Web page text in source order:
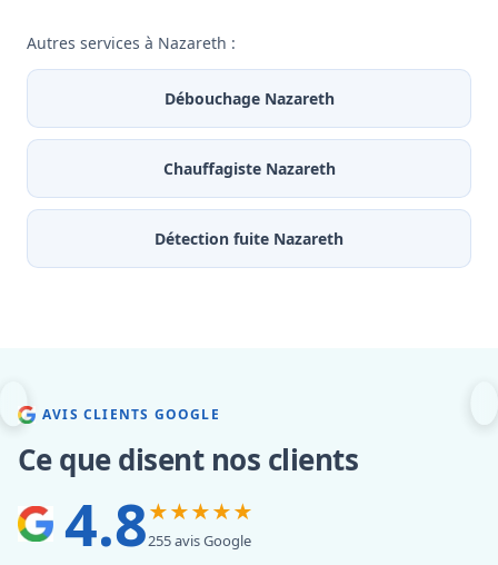
Autres services à Nazareth :
Débouchage Nazareth
Chauffagiste Nazareth
Détection fuite Nazareth
AVIS CLIENTS GOOGLE
Ce que disent nos clients
4.8★★★★★
255 avis Google